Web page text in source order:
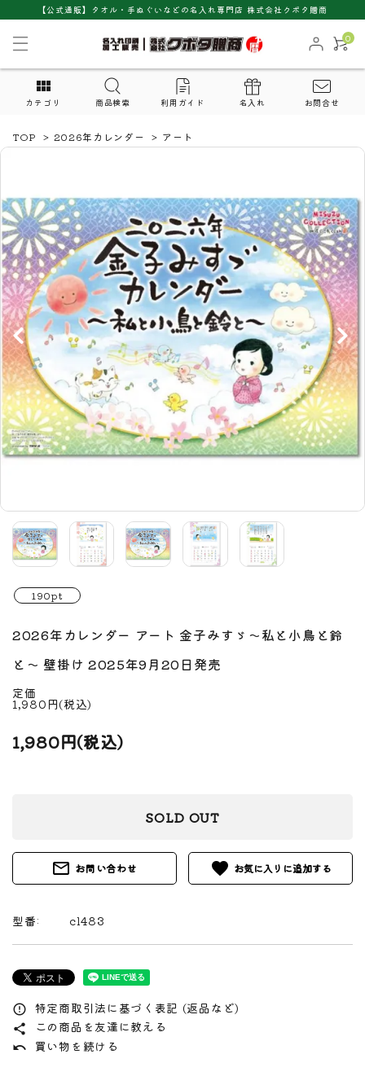
【公式通販】タオル・手ぬぐいなどの名入れ専門店 株式会社クボタ贈商
0
カテゴリ 商品検索 利用ガイド 名入れ お問合せ
TOP > 2026年カレンダー > アート
190pt
2026年カレンダー アート 金子みすゞ～私と小鳥と鈴
と～ 壁掛け 2025年9月20日発売
定価
1,980円(税込)
1,980円(税込)
SOLD OUT
mail_outline お問い合わせ favorite
型番: cl483
error_outline 特定商取引法に基づく表記 (返品など)
share この商品を友達に教える
undo 買い物を続ける